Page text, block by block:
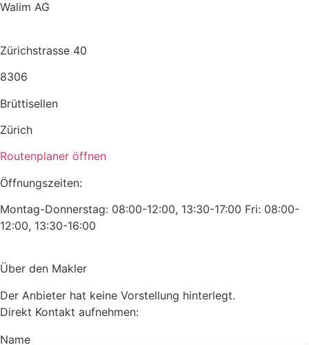
Walim AG
Zürichstrasse 40
8306
Brüttisellen
Zürich
Routenplaner öffnen
Öffnungszeiten:
Montag-Donnerstag: 08:00-12:00, 13:30-17:00 Fri: 08:00-
12:00, 13:30-16:00
Über den Makler
Der Anbieter hat keine Vorstellung hinterlegt.
Direkt Kontakt aufnehmen:
Name